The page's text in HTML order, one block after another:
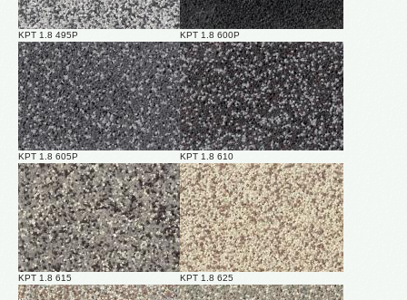
KPT 1.8 495P KPT 1.8 600P
KPT 1.8 605P KPT 1.8 610
KPT 1.8 615 KPT 1.8 625